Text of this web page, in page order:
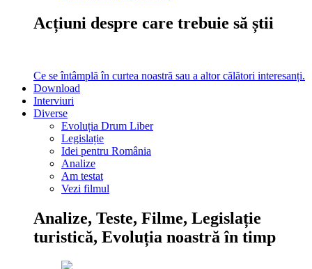
Acțiuni despre care trebuie să știi
Ce se întâmplă în curtea noastră sau a altor călători interesanți.
Download
Interviuri
Diverse
Evoluția Drum Liber
Legislație
Idei pentru România
Analize
Am testat
Vezi filmul
Analize, Teste, Filme, Legislație
turistică, Evoluția noastră în timp